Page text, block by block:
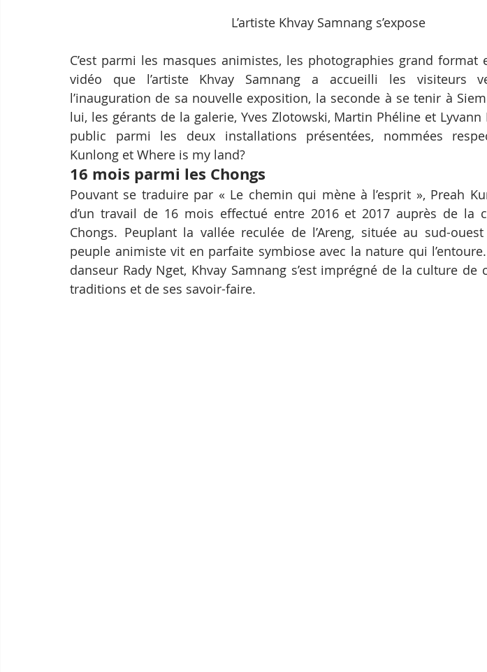
L’artiste Khvay Samnang s’expose
C’est parmi les masques animistes, les photographies grand format
vidéo que l’artiste Khvay Samnang a accueilli les visiteurs
l’inauguration de sa nouvelle exposition, la seconde à se tenir à
lui, les gérants de la galerie, Yves Zlotowski, Martin Phéline et
public parmi les deux installations présentées, nommées
Kunlong et Where is my land?
16 mois parmi les Chongs
Pouvant se traduire par « Le chemin qui mène à l’esprit », Preah
d’un travail de 16 mois effectué entre 2016 et 2017 auprès de la
Chongs. Peuplant la vallée reculée de l’Areng, située au sud-
peuple animiste vit en parfaite symbiose avec la nature qui
danseur Rady Nget, Khvay Samnang s’est imprégné de la culture de
traditions et de ses savoir-faire.